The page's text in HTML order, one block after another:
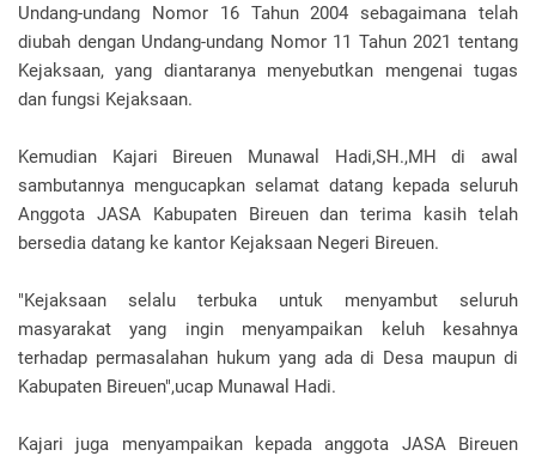
Undang-undang Nomor 16 Tahun 2004 sebagaimana telah
diubah dengan Undang-undang Nomor 11 Tahun 2021 tentang
Kejaksaan, yang diantaranya menyebutkan mengenai tugas
dan fungsi Kejaksaan.
Kemudian Kajari Bireuen Munawal Hadi,SH.,MH di awal
sambutannya mengucapkan selamat datang kepada seluruh
Anggota JASA Kabupaten Bireuen dan terima kasih telah
bersedia datang ke kantor Kejaksaan Negeri Bireuen.
"Kejaksaan selalu terbuka untuk menyambut seluruh
masyarakat yang ingin menyampaikan keluh kesahnya
terhadap permasalahan hukum yang ada di Desa maupun di
Kabupaten Bireuen",ucap Munawal Hadi.
Kajari juga menyampaikan kepada anggota JASA Bireuen